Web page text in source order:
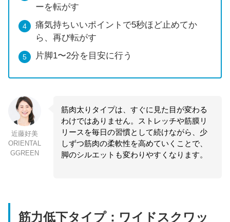
ーを転がす
痛気持ちいいポイントで5秒ほど止めてか
ら、再び転がす
片脚1〜2分を目安に行う
近藤好美
ORIENTAL
GGREEN
筋肉太りタイプは、すぐに見た目が変わる
わけではありません。ストレッチや筋膜リ
リースを毎日の習慣として続けながら、少
しずつ筋肉の柔軟性を高めていくことで、
脚のシルエットも変わりやすくなります。
筋力低下タイプ：ワイドスクワッ